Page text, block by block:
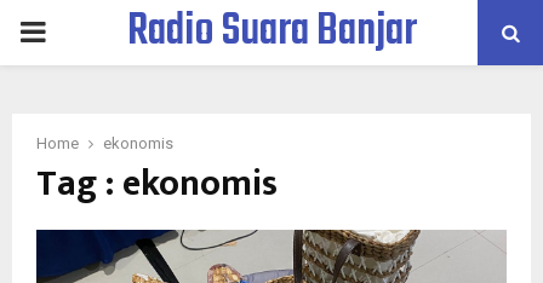
PRIMARYRadio Suara Banjar
Home ekonomis
Tag : ekonomis